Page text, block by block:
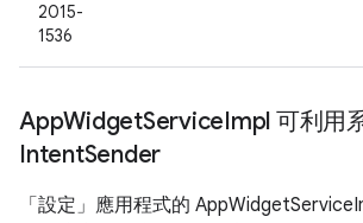
2015-
1536
AppWidgetServiceImpl 可利用
IntentSender
「設定」應用程式的